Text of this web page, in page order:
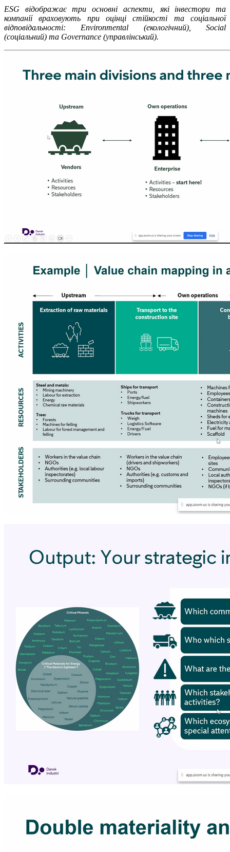
ESG відображає три основні аспекти, які інвестори та
компанії враховують при оцінці стійкості та соціальної
відповідальності: Environmental (екологічний), Social
(соціальний) та Governance (управлінський).